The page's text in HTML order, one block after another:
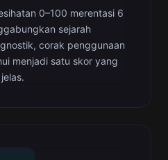
0–100 merentasi 6
sejarah
corak penggunaan
menjadi satu skor yang
jelas.